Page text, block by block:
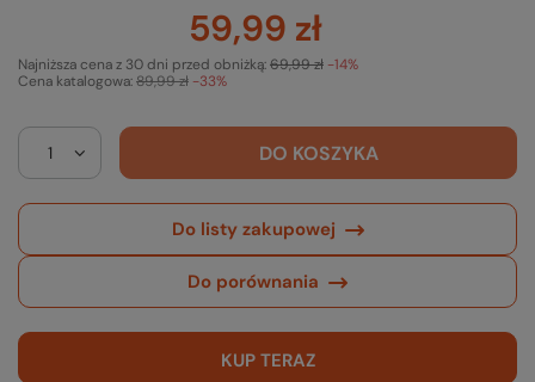
59,99 zł
Cena katalogowa:89,99 zł -33%
Najniższa cena z 30 dni przed obniżką:69,99 zł -14%
DO KOSZYKA
Do listy zakupowej
Do porównania
KUP TERAZ